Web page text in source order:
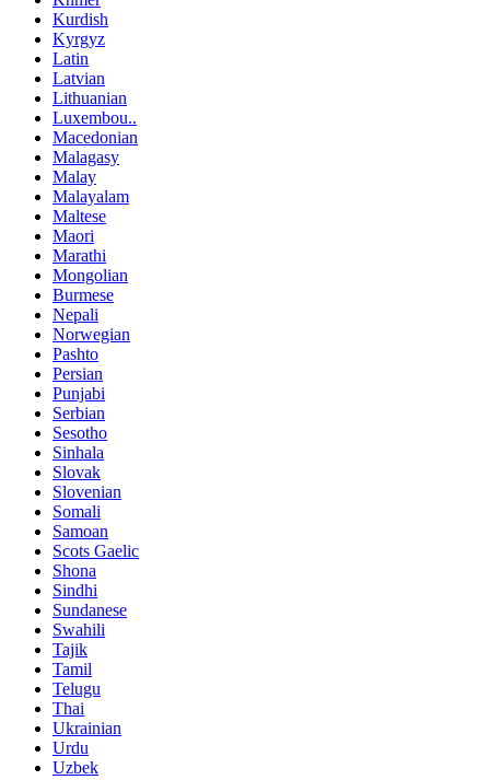
Kurdish
Kyrgyz
Latin
Latvian
Lithuanian
Luxembou..
Macedonian
Malagasy
Malay
Malayalam
Maltese
Maori
Marathi
Mongolian
Burmese
Nepali
Norwegian
Pashto
Persian
Punjabi
Serbian
Sesotho
Sinhala
Slovak
Slovenian
Somali
Samoan
Scots Gaelic
Shona
Sindhi
Sundanese
Swahili
Tajik
Tamil
Telugu
Thai
Ukrainian
Urdu
Uzbek